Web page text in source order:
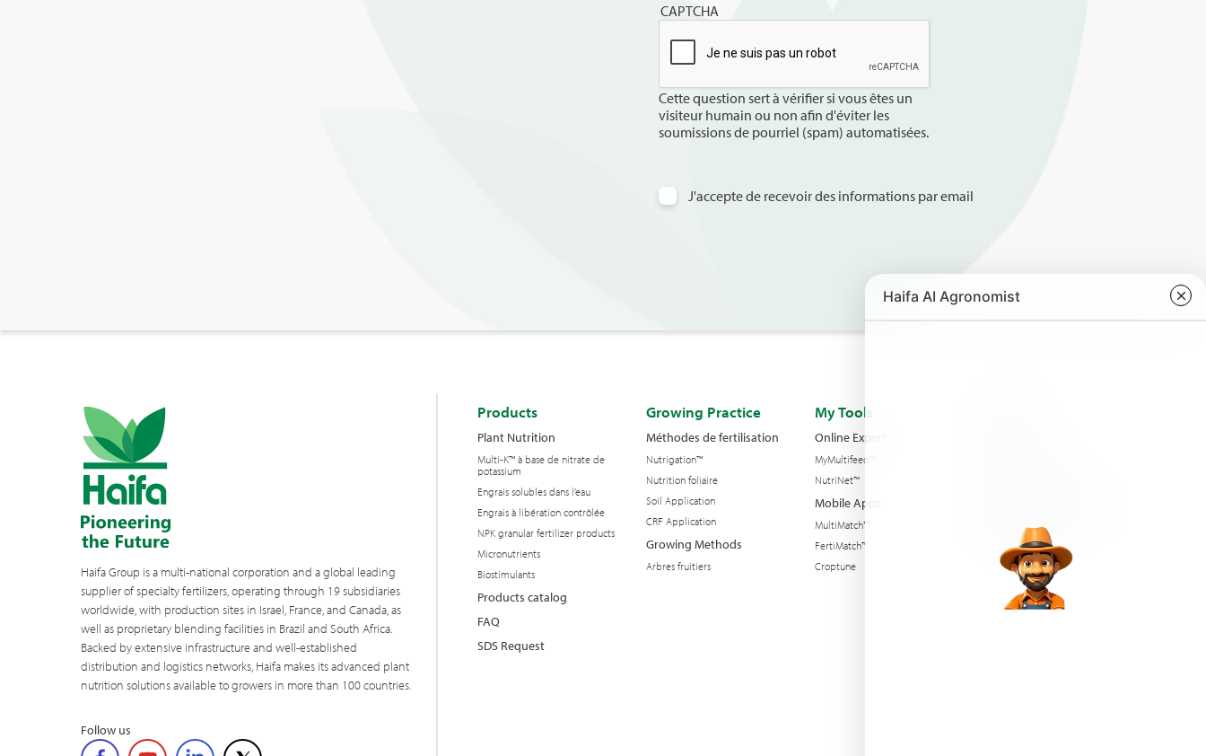
CAPTCHA
Cette question sert à vérifier si vous êtes un
visiteur humain ou non afin d'éviter les
soumissions de pourriel (spam) automatisées.
J'accepte de recevoir des informations par email
Haifa Group is a multi-national corporation and a global leading
supplier of specialty fertilizers, operating through 19 subsidiaries
worldwide, with production sites in Israel, France, and Canada, as
well as proprietary blending facilities in Brazil and South Africa.
Backed by extensive infrastructure and well-established
distribution and logistics networks, Haifa makes its advanced plant
nutrition solutions available to growers in more than 100 countries.
Follow us
Products
Plant Nutrition
Multi-K™ à base de nitrate de
potassium
Engrais solubles dans l’eau
Engrais à libération contrôlée
NPK granular fertilizer products
Micronutrients
Biostimulants
Products catalog
FAQ
SDS Request
Growing Practice
Méthodes de fertilisation
Nutrigation™
Nutrition foliaire
Soil Application
CRF Application
Growing Methods
Arbres fruitiers
My Tools
Online Expert
MyMultifeed™
NutriNet™
Mobile Apps
MultiMatch™
FertiMatch™
Croptune
Sustainability